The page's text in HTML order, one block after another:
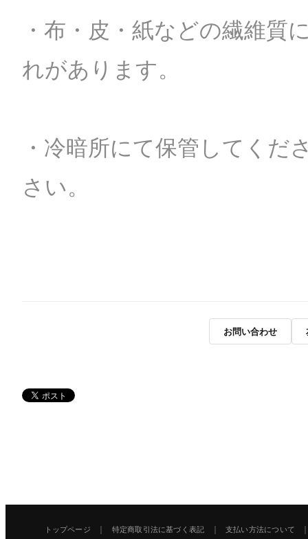
・布・皮・紙などの繊維質
れがあります。
・冷暗所にて保管してく
さい。
お問い合わせ
トップページ ｜ 特定商取引法に基づく表記 ｜ 支払い方法について